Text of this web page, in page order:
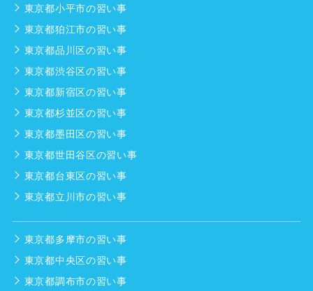
東京都小平市の習い事
東京都狛江市の習い事
東京都品川区の習い事
東京都渋谷区の習い事
東京都新宿区の習い事
東京都杉並区の習い事
東京都墨田区の習い事
東京都世田谷区の習い事
東京都台東区の習い事
東京都立川市の習い事
東京都多摩市の習い事
東京都中央区の習い事
東京都調布市の習い事